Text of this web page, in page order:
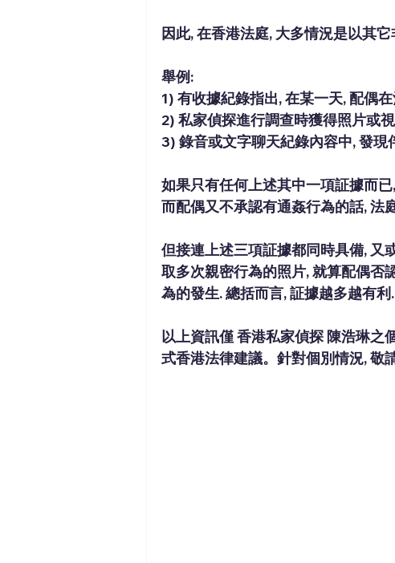
因此, 在香港法庭, 大多情況是以其
舉例:
1) 有收據紀錄指出, 在某一天, 配偶
2) 私家偵探進行調查時獲得照片或
3) 錄音或文字聊天紀錄內容中, 發
如果只有任何上述其中一項証據而
而配偶又不承認有通姦行為的話, 法
但接連上述三項証據都同時具備, 又
取多次親密行為的照片, 就算配偶否
為的發生. 總括而言, 証據越多越有利.
以上資訊僅 香港私家偵探 陳浩琳之
式香港法律建議。針對個別情況, 敬